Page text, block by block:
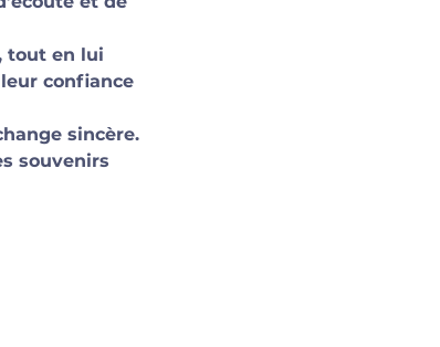
tout en lui
confiance
sincère.
souvenirs